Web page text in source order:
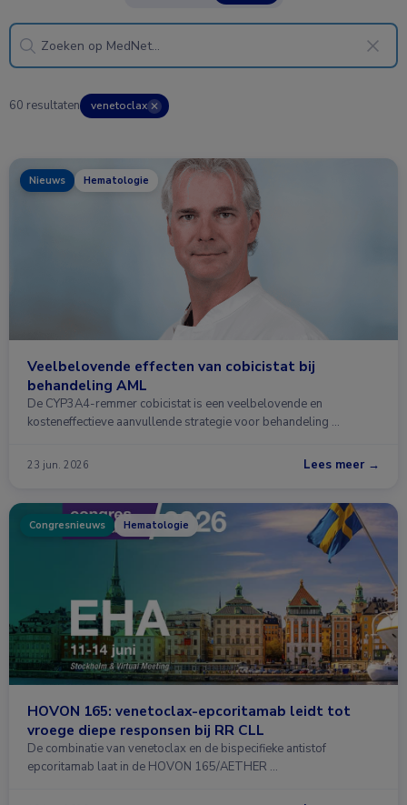
60 resultaten venetoclax ✕
Nieuws Hematologie
Veelbelovende effecten van cobicistat bij
behandeling AML
De CYP3A4-remmer cobicistat is een veelbelovende en
kosteneffectieve aanvullende strategie voor behandeling …
23 jun. 2026 Lees meer →
Congresnieuws Hematologie
HOVON 165: venetoclax-epcoritamab leidt tot
vroege diepe responsen bij RR CLL
De combinatie van venetoclax en de bispecifieke antistof
epcoritamab laat in de HOVON 165/AETHER …